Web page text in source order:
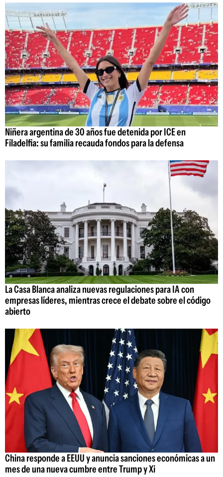
Niñera argentina de 30 años fue detenida por ICE en
Filadelfia: su familia recauda fondos para la defensa
La Casa Blanca analiza nuevas regulaciones para IA con
empresas líderes, mientras crece el debate sobre el código
abierto
China responde a EEUU y anuncia sanciones económicas a un
mes de una nueva cumbre entre Trump y Xi